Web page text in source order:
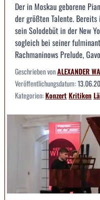
Der in Moskau geborene
der größten Talente.
sein Solodebüt in der New
sogleich bei seiner
Rachmaninows Prelude,
Geschrieben vonALEXANDER
Veröffentlichungsdatum:
Kategorien:KonzertKritiken